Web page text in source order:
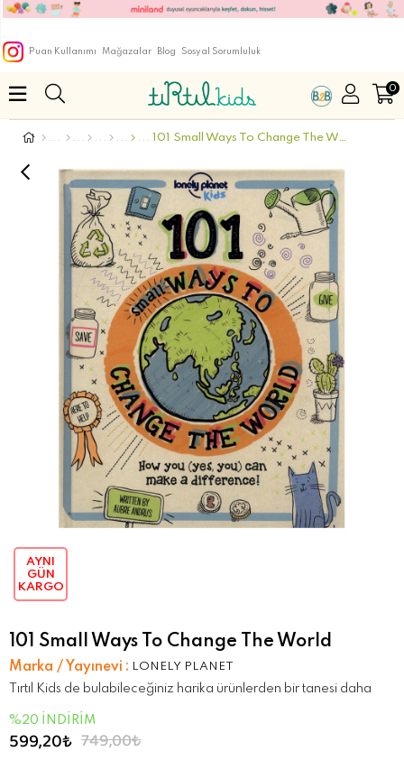
Puan Kullanımı Mağazalar Blog Sosyal Sorumluluk
0
101 Small Ways To Change The World
AYNI
GÜN
KARGO
101 Small Ways To Change The World
Marka / Yayınevi : LONELY PLANET
Tırtıl Kids de bulabileceğiniz harika ürünlerden bir tanesi daha
%20 İNDIRIM
599,20₺ 749,00₺